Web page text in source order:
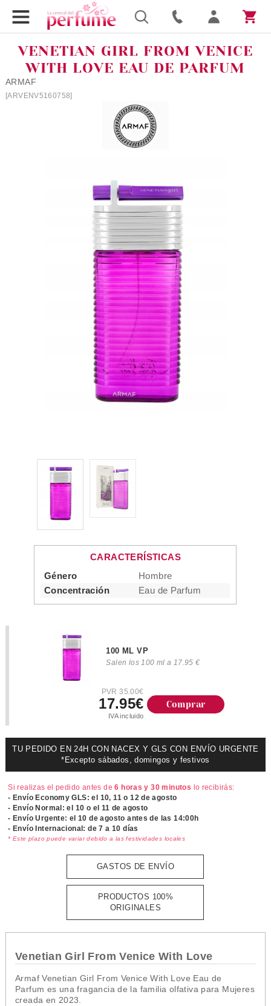
VENETIAN GIRL FROM VENICE
WITH LOVE EAU DE PARFUM
ARMAF
[ARVENV5160758]
CARACTERÍSTICAS
Género
Hombre
Concentración
Eau de Parfum
100 ML VP
Salen los 100 ml a 17.95 €
PVR 35.00€
17.95€
IVA incluido
Comprar
TU PEDIDO EN 24H CON NACEX Y GLS CON ENVÍO URGENTE
*Excepto sábados, domingos y festivos
Si realizas el pedido antes de6 horas y 30 minutos lo recibirás:
- Envío Economy GLS: el 10, 11 o 12 de agosto
- Envío Normal: el 10 o el 11 de agosto
- Envío Urgente: el10 de agosto antes de las 14:00h
- Envío Internacional: de 7 a 10 días
* Este plazo puede variar debido a las festividades locales
GASTOS DE ENVÍO
PRODUCTOS 100%
ORIGINALES
Venetian Girl From Venice With Love
Armaf Venetian Girl From Venice With Love Eau de
Parfum es una fragancia de la familia olfativa para Mujeres
creada en 2023.